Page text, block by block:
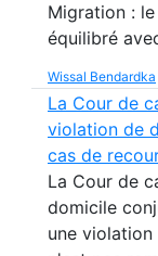
Migration :
équilibré
Wissal Bendardka
La Cour de
violation de
cas de
La Cour de
domicile
une